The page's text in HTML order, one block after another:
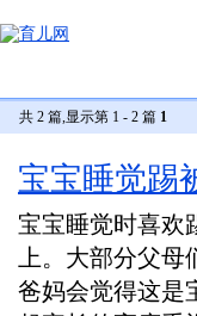
共 2 篇,显示第 1 - 2 篇 1
宝宝睡觉踢
宝宝睡觉时喜欢
上。大部分父
爸妈会觉得这是